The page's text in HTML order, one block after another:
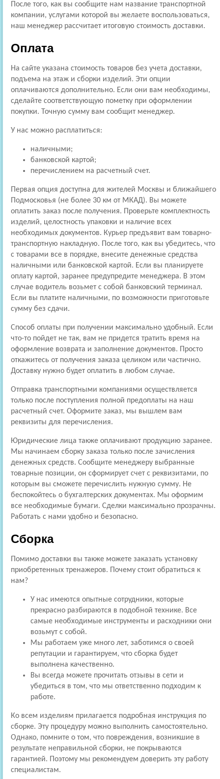
После того, как вы сообщите нам название транспортной
компании, услугами которой вы желаете воспользоваться,
наш менеджер рассчитает итоговую стоимость доставки.
Оплата
На сайте указана стоимость товаров без учета доставки,
подъема на этаж и сборки изделий. Эти опции
оплачиваются дополнительно. Если они вам необходимы,
сделайте соответствующую пометку при оформлении
покупки. Точную сумму вам сообщит менеджер.
У нас можно расплатиться:
наличными;
банковской картой;
перечислением на расчетный счет.
Первая опция доступна для жителей Москвы и ближайшего
Подмосковья (не более 30 км от МКАД). Вы можете
оплатить заказ после получения. Проверьте комплектность
изделий, целостность упаковки и наличие всех
необходимых документов. Курьер предъявит вам товарно-
транспортную накладную. После того, как вы убедитесь, что
с товарами все в порядке, внесите денежные средства
наличными или банковской картой. Если вы планируете
оплату картой, заранее предупредите менеджера. В этом
случае водитель возьмет с собой банковский терминал.
Если вы платите наличными, по возможности приготовьте
сумму без сдачи.
Способ оплаты при получении максимально удобный. Если
что-то пойдет не так, вам не придется тратить время на
оформление возврата и заполнение документов. Просто
откажитесь от получения заказа целиком или частично.
Доставку нужно будет оплатить в любом случае.
Отправка транспортными компаниями осуществляется
только после поступления полной предоплаты на наш
расчетный счет. Оформите заказ, мы вышлем вам
реквизиты для перечисления.
Юридические лица также оплачивают продукцию заранее.
Мы начинаем сборку заказа только после зачисления
денежных средств. Сообщите менеджеру выбранные
товарные позиции, он сформирует счет с реквизитами, по
которым вы сможете перечислить нужную сумму. Не
беспокойтесь о бухгалтерских документах. Мы оформим
все необходимые бумаги. Сделки максимально прозрачны.
Работать с нами удобно и безопасно.
Сборка
Помимо доставки вы также можете заказать установку
приобретенных тренажеров. Почему стоит обратиться к
нам?
У нас имеются опытные сотрудники, которые
прекрасно разбираются в подобной технике. Все
самые необходимые инструменты и расходники они
возьмут с собой.
Мы работаем уже много лет, заботимся о своей
репутации и гарантируем, что сборка будет
выполнена качественно.
Вы всегда можете прочитать отзывы в сети и
убедиться в том, что мы ответственно подходим к
работе.
Ко всем изделиям прилагается подробная инструкция по
сборке. Эту процедуру можно выполнить самостоятельно.
Однако, помните о том, что повреждения, возникшие в
результате неправильной сборки, не покрываются
гарантией. Поэтому мы рекомендуем доверить эту работу
специалистам.